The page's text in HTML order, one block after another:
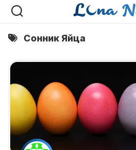
Перейти
Сонник Яйца